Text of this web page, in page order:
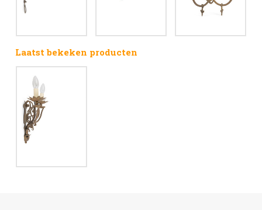
Laatst bekeken producten